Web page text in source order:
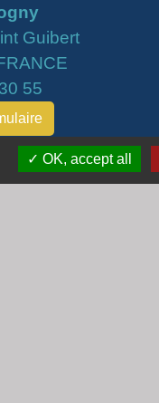
Guibert
55
OK, accept all